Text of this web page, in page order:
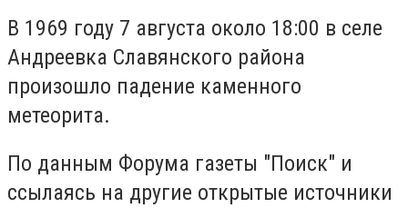
В 1969 году 7 августа около 18:00 в селе
Андреевка Славянского района
произошло падение каменного
метеорита.
По данным Форума газеты "Поиск" и
ссылаясь на другие открытые источники